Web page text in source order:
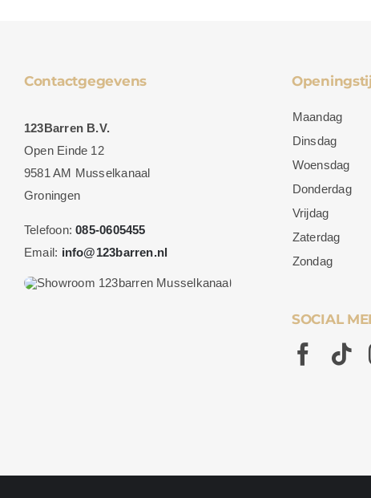
Contactgegevens
123Barren B.V.
Open Einde 12
9581 AM Musselkanaal
Groningen
Telefoon:085-0605455
Email: info@123barren.nl
Maandag
Dinsdag
Woensdag
Donderdag
Vrijdag
Zaterdag
Zondag
SOCIAL